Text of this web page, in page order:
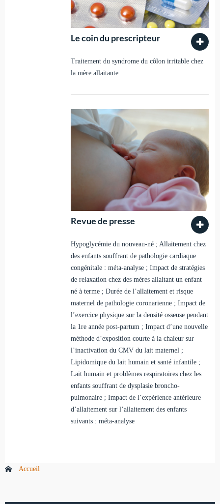
Le coin du prescripteur
Traitement du syndrome du côlon irritable chez
la mère allaitante
Revue de presse
Hypoglycémie du nouveau-né ; Allaitement chez
des enfants souffrant de pathologie cardiaque
congénitale : méta-analyse ; Impact de stratégies
de relaxation chez des mères allaitant un enfant
né à terme ; Durée de l’allaitement et risque
maternel de pathologie coronarienne ; Impact de
l’exercice physique sur la densité osseuse pendant
la 1re année post-partum ; Impact d’une nouvelle
méthode d’exposition courte à la chaleur sur
l’inactivation du CMV du lait maternel ;
Lipidomique du lait humain et santé infantile ;
Lait humain et problèmes respiratoires chez les
enfants souffrant de dysplasie broncho-
pulmonaire ; Impact de l’expérience antérieure
d’allaitement sur l’allaitement des enfants
suivants : méta-analyse
Accueil